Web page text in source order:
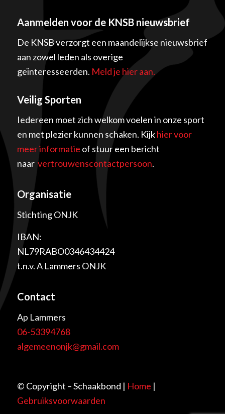
Aanmelden voor de KNSB nieuwsbrief
De KNSB verzorgt een maandelijkse nieuwsbrief
aan zowel leden als overige
geïnteresseerden. Meld je hier aan.
Veilig Sporten
Iedereen moet zich welkom voelen in onze sport
en met plezier kunnen schaken. Kijkhier voor
meer informatie of stuur een bericht
naar vertrouwenscontactpersoon.
Organisatie
Stichting ONJK
IBAN:
NL79RABO0346434424
t.n.v. A Lammers ONJK
Contact
Ap Lammers
06-53394768
algemeenonjk@gmail.com
© Copyright – Schaakbond | Home |
Gebruiksvoorwaarden